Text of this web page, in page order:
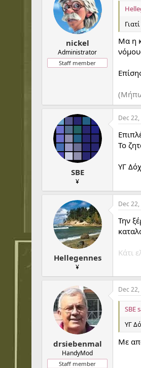
nickel
Administrator
Staff member
Μα η
SBE
¥
Dec
Το
YΓ
Hellegennes
¥
Dec
Την
Κάτι
drsiebenmal
HandyMod
Staff member
Dec
SBE
YΓ
Με